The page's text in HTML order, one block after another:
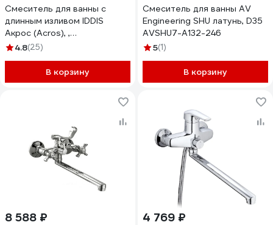
Смеситель для ванны с
длинным изливом IDDIS
Акрос (Acros), ,
ACRSBL2i10WA
4.8(25)
В корзину
Смеситель для ванны AV
Engineering SHU латунь, D35
AVSHU7-A132-246
5(1)
В корзину
8 588 ₽ 4 769 ₽